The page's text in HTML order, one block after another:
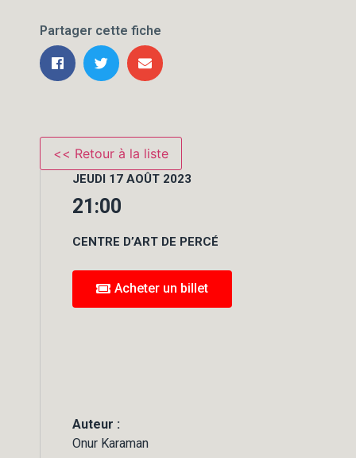
Partager cette fiche
JEUDI 17 AOÛT 2023
21:00
CENTRE D’ART DE PERCÉ
Acheter un billet
Auteur :
Onur Karaman